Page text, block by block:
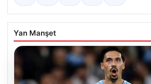
Yan Manşet